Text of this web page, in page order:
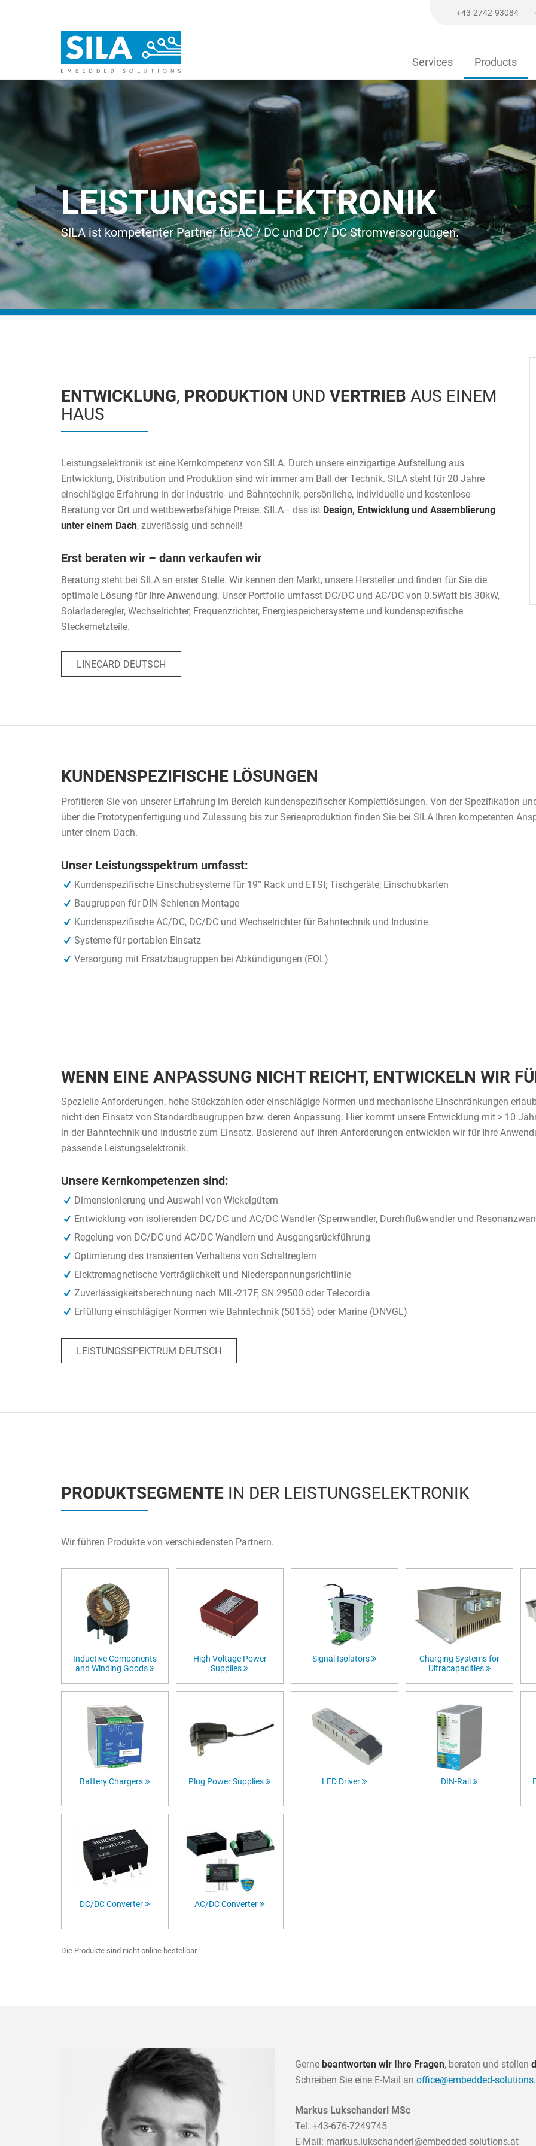
+43-2742-93084
Services Products
LEISTUNGSELEKTRONIK
SILA ist kompetenter Partner für AC / DC und DC / DC Stromversorgungen.
ENTWICKLUNG, PRODUKTION UND VERTRIEB AUS EINEM
HAUS
Leistungselektronik ist eine Kernkompetenz von SILA. Durch unsere einzigartige Aufstellung aus
Entwicklung, Distribution und Produktion sind wir immer am Ball der Technik. SILA steht für 20 Jahre
einschlägige Erfahrung in der Industrie- und Bahntechnik, persönliche, individuelle und kostenlose
Beratung vor Ort und wettbewerbsfähige Preise. SILA– das ist Design, Entwicklung und Assemblierung
unter einem Dach, zuverlässig und schnell!
Erst beraten wir – dann verkaufen wir
Beratung steht bei SILA an erster Stelle. Wir kennen den Markt, unsere Hersteller und finden für Sie die
optimale Lösung für Ihre Anwendung. Unser Portfolio umfasst DC/DC und AC/DC von 0.5Watt bis 30kW,
Solarladeregler, Wechselrichter, Frequenzrichter, Energiespeichersysteme und kundenspezifische
Steckernetzteile.
LINECARD DEUTSCH
KUNDENSPEZIFISCHE LÖSUNGEN
Profitieren Sie von unserer Erfahrung im Bereich kundenspezifischer Komplettlösungen. Von der Spezifikation
über die Prototypenfertigung und Zulassung bis zur Serienproduktion finden Sie bei SILA Ihren kompetenten
unter einem Dach.
Unser Leistungsspektrum umfasst:
Kundenspezifische Einschubsysteme für 19“ Rack und ETSI; Tischgeräte; Einschubkarten
Baugruppen für DIN Schienen Montage
Kundenspezifische AC/DC, DC/DC und Wechselrichter für Bahntechnik und Industrie
Systeme für portablen Einsatz
Versorgung mit Ersatzbaugruppen bei Abkündigungen (EOL)
WENN EINE ANPASSUNG NICHT REICHT, ENTWICKELN WIR
Spezielle Anforderungen, hohe Stückzahlen oder einschlägige Normen und mechanische Einschränkungen
nicht den Einsatz von Standardbaugruppen bzw. deren Anpassung. Hier kommt unsere Entwicklung mit > 10
in der Bahntechnik und Industrie zum Einsatz. Basierend auf Ihren Anforderungen entwicklen wir für Ihre
passende Leistungselektronik.
Unsere Kernkompetenzen sind:
Dimensionierung und Auswahl von Wickelgütern
Entwicklung von isolierenden DC/DC und AC/DC Wandler (Sperrwandler, Durchflußwandler und
Regelung von DC/DC und AC/DC Wandlern und Ausgangsrückführung
Optimierung des transienten Verhaltens von Schaltreglern
Elektromagnetische Verträglichkeit und Niederspannungsrichtlinie
Zuverlässigkeitsberechnung nach MIL-217F, SN 29500 oder Telecordia
Erfüllung einschlägiger Normen wie Bahntechnik (50155) oder Marine (DNVGL)
LEISTUNGSSPEKTRUM DEUTSCH
PRODUKTSEGMENTE IN DER LEISTUNGSELEKTRONIK
Wir führen Produkte von verschiedensten Partnern.
Inductive Components
and Winding Goods
High Voltage Power
Supplies
Signal Isolators
Charging Systems for
Ultracapacities
Battery Chargers Plug Power Supplies LED Driver DIN-Rail
DC/DC Converter AC/DC Converter
Die Produkte sind nicht online bestellbar.
Gernebeantworten wir Ihre Fragen, beraten und stellen
Schreiben Sie eine E-Mail anoffice@embedded-
Markus Lukschanderl MSc
Tel.+43-676-7249745
E-Mail: markus.lukschanderl@embedded-solutions.at